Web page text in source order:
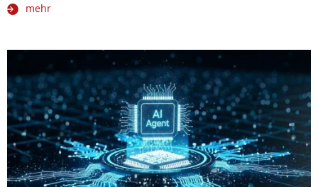
mehr